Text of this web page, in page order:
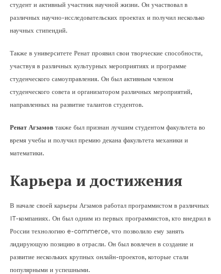
студент и активный участник научной жизни. Он участвовал в
различных научно-исследовательских проектах и получил несколько
научных стипендий.
Также в университете Ренат проявил свои творческие способности,
участвуя в различных культурных мероприятиях и программе
студенческого самоуправления. Он был активным членом
студенческого совета и организатором различных мероприятий,
направленных на развитие талантов студентов.
Ренат Агзамов также был признан лучшим студентом факультета во
время учебы и получил премию декана факультета механики и
математики.
Карьера и достижения
В начале своей карьеры Агзамов работал программистом в различных
IT-компаниях. Он был одним из первых программистов, кто внедрил в
России технологию e-commerce, что позволило ему занять
лидирующую позицию в отрасли. Он был вовлечен в создание и
развитие нескольких крупных онлайн-проектов, которые стали
популярными и успешными.